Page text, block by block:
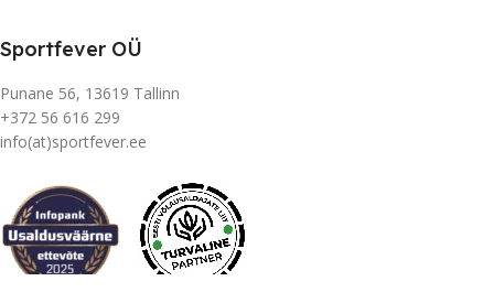
Sportfever OÜ
Punane 56, 13619 Tallinn
+372 56 616 299
info(at)sportfever.ee